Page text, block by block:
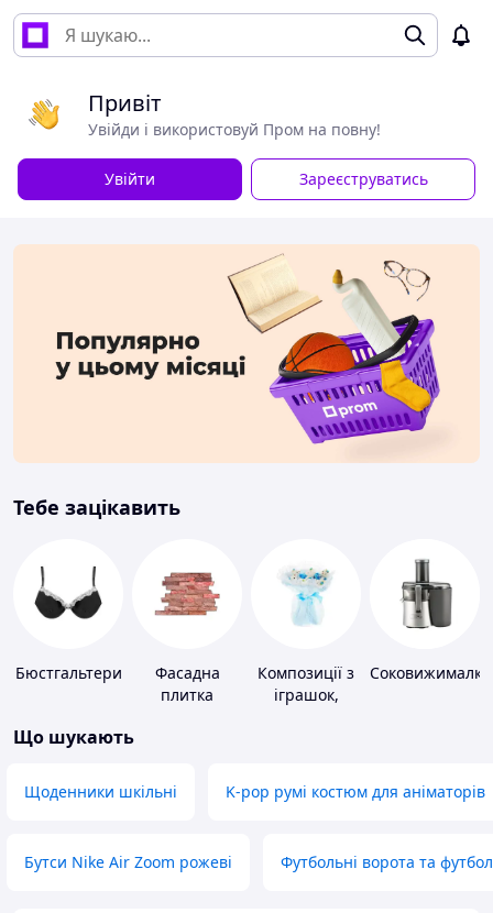
Привіт
Увійди і використовуй Пром на повну!
Увійти Зареєструватись
Тебе зацікавить
Бюстгальтери
Фасадна
плитка
Композиції з
іграшок,
Соковижималки
Що шукають
Щоденники шкільні K-pop румі костюм для аніматорів
Бутси Nike Air Zoom рожеві Футбольні ворота та